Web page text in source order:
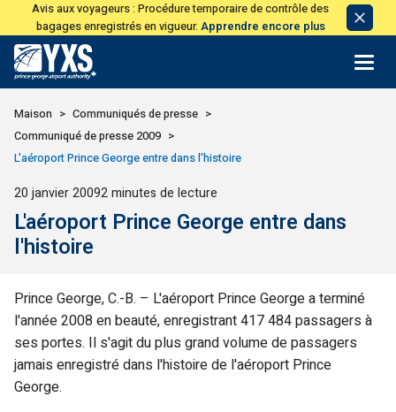
Avis aux voyageurs : Procédure temporaire de contrôle des
bagages enregistrés en vigueur. Apprendre encore plus Avis
de
Retour à la page d'accueil>
Maison
Communiqués de presse
Communiqué de presse 2009
L'aéroport Prince George entre dans l'histoire
Publié
20 janvier 20092 minutes de lecture
L'aéroport Prince George entre dans
l'histoire
Prince George, C.-B. – L'aéroport Prince George a terminé
l'année 2008 en beauté, enregistrant 417 484 passagers à
ses portes. Il s'agit du plus grand volume de passagers
jamais enregistré dans l'histoire de l'aéroport Prince
George.